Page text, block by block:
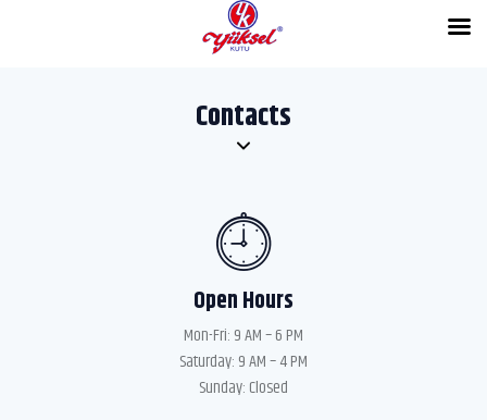
Contacts
Open Hours
Mon-Fri: 9 AM – 6 PM
Saturday: 9 AM – 4 PM
Sunday: Closed